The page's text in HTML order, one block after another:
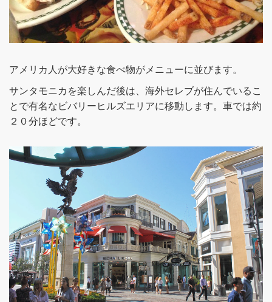
アメリカ人が大好きな食べ物がメニューに並びます。
サンタモニカを楽しんだ後は、海外セレブが住んでいるこ
とで有名なビバリーヒルズエリアに移動します。車では約
２０分ほどです。